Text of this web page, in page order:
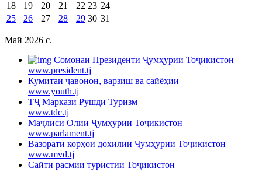
18
19 20 21 22 23 24
25
26 27 28 29 30 31
Май 2026 c.
Cомонаи Президенти Ҷумҳурии Тоҷикистон
www.president.tj
Кумитаи ҷавонон, варзиш ва сайёҳии
www.youth.tj
ТҶ Маркази Рушди Туризм
www.tdc.tj
Маҷлиси Олии Ҷумҳурии Тоҷикистон
www.parlament.tj
Вазорати корҳои дохилии Ҷумҳурии Тоҷикистон
www.mvd.tj
Сайти расмии туристии Тоҷикистон